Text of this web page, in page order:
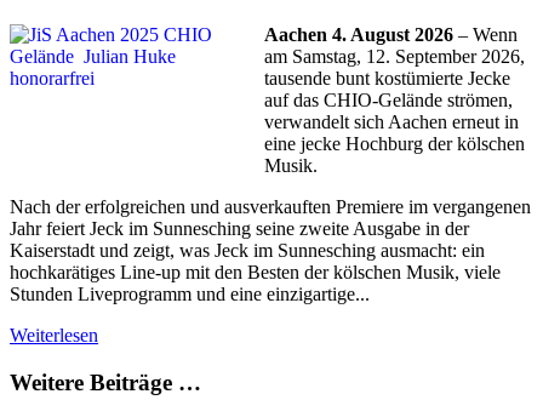
Aachen 4. August 2026 – Wenn
am Samstag, 12. September 2026,
tausende bunt kostümierte Jecke
auf das CHIO-Gelände strömen,
verwandelt sich Aachen erneut in
eine jecke Hochburg der kölschen
Musik.
Nach der erfolgreichen und ausverkauften Premiere im vergangenen
Jahr feiert Jeck im Sunnesching seine zweite Ausgabe in der
Kaiserstadt und zeigt, was Jeck im Sunnesching ausmacht: ein
hochkarätiges Line-up mit den Besten der kölschen Musik, viele
Stunden Liveprogramm und eine einzigartige...
Weiterlesen
Weitere Beiträge …